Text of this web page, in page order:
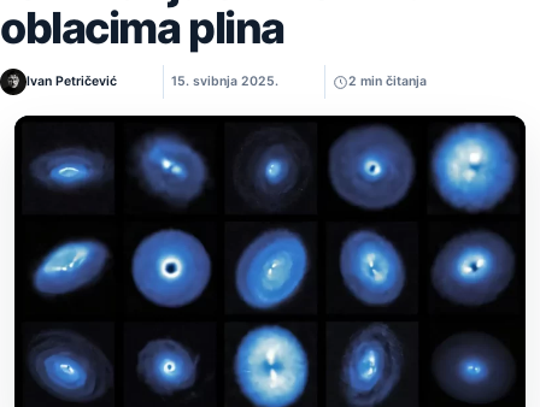
oblacima plina
Ivan Petričević 15. svibnja 2025. 2 min čitanja